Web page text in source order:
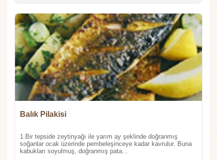
Balık Pilakisi
1.Bir tepside zeytinyağı ile yarım ay şeklinde doğranmış
soğanlar ocak üzerinde pembeleşinceye kadar kavrulur. Buna
kabukları soyulmuş, doğranmış pata...